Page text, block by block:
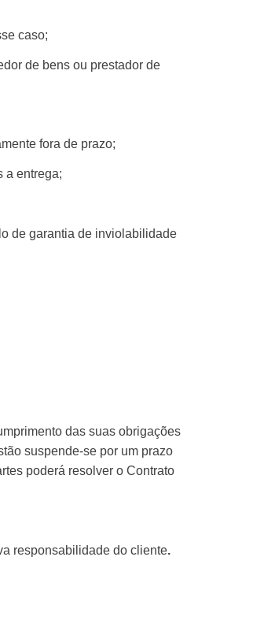
caso;
de bens ou prestador de
fora de prazo;
a entrega;
de garantia de inviolabilidade
das suas obrigações
suspende-se por um prazo
poderá resolver o Contrato
responsabilidade do cliente.